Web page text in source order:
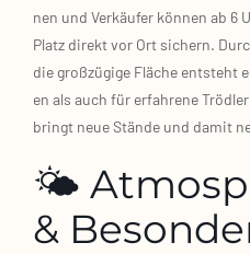
nen und Ver­käu­fer kön­nen ab 6
Platz direkt vor Ort sichern.
die groß­zü­gi­ge Flä­che ent­steht
en als auch für erfah­re­ne
bringt neue Stän­de und damit
🌤️
&